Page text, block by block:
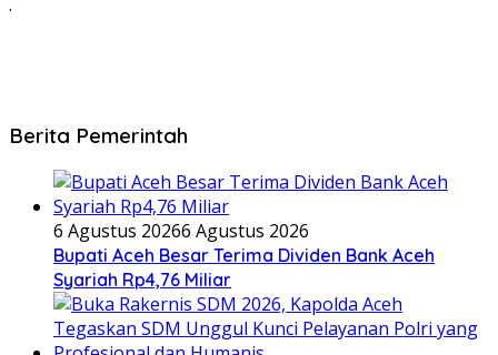
Berita Pemerintah
6 Agustus 20266 Agustus 2026
Bupati Aceh Besar Terima Dividen Bank Aceh
Syariah Rp4,76 Miliar